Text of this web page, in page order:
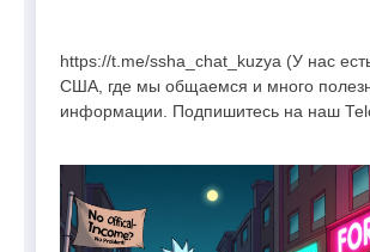
https://t.me/ssha_chat_kuzya (У нас
США, где мы общаемся и много
информации. Подпишитесь на наш